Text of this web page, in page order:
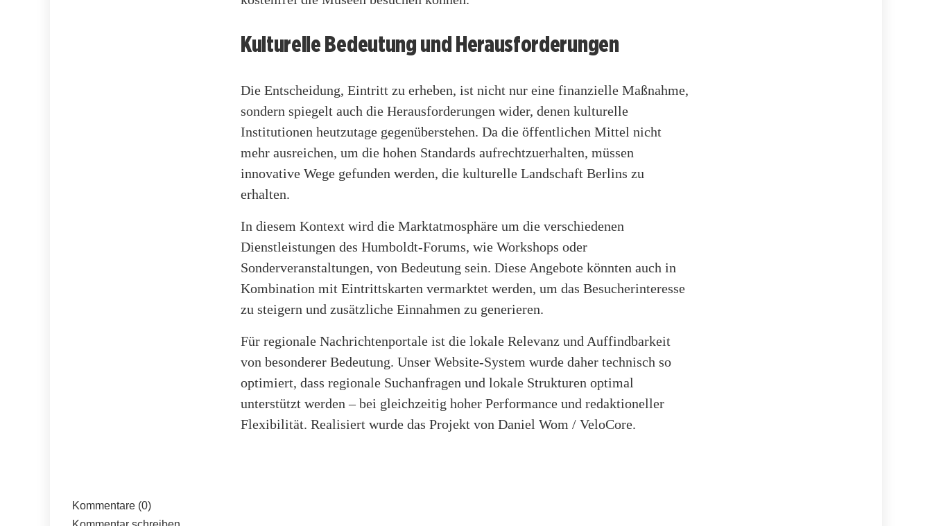
Kulturelle Bedeutung und Herausforderungen
Die Entscheidung, Eintritt zu erheben, ist nicht nur eine finanzielle Maßnahme,
sondern spiegelt auch die Herausforderungen wider, denen kulturelle
Institutionen heutzutage gegenüberstehen. Da die öffentlichen Mittel nicht
mehr ausreichen, um die hohen Standards aufrechtzuerhalten, müssen
innovative Wege gefunden werden, die kulturelle Landschaft Berlins zu
erhalten.
In diesem Kontext wird die Marktatmosphäre um die verschiedenen
Dienstleistungen des Humboldt-Forums, wie Workshops oder
Sonderveranstaltungen, von Bedeutung sein. Diese Angebote könnten auch in
Kombination mit Eintrittskarten vermarktet werden, um das Besucherinteresse
zu steigern und zusätzliche Einnahmen zu generieren.
Für regionale Nachrichtenportale ist die lokale Relevanz und Auffindbarkeit
von besonderer Bedeutung. Unser Website-System wurde daher technisch so
optimiert, dass regionale Suchanfragen und lokale Strukturen optimal
unterstützt werden – bei gleichzeitig hoher Performance und redaktioneller
Flexibilität. Realisiert wurde das Projekt von Daniel Wom / VeloCore.
Kommentare (0)